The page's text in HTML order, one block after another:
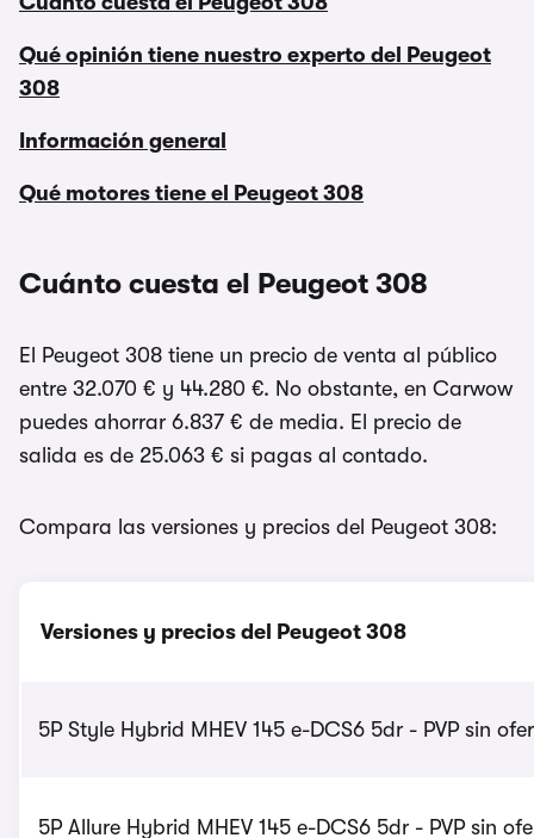
Qué opinión tiene nuestro experto del Peugeot
308
Información general
Qué motores tiene el Peugeot 308
Cuánto cuesta el Peugeot 308
El Peugeot 308 tiene un precio de venta al público
entre 32.070 € y 44.280 €. No obstante, en Carwow
puedes ahorrar 6.837 € de media. El precio de
salida es de 25.063 € si pagas al contado.
Compara las versiones y precios del Peugeot 308:
Versiones y precios del Peugeot 308
5P Style Hybrid MHEV 145 e-DCS6 5dr - PVP sin
5P Allure Hybrid MHEV 145 e-DCS6 5dr - PVP sin